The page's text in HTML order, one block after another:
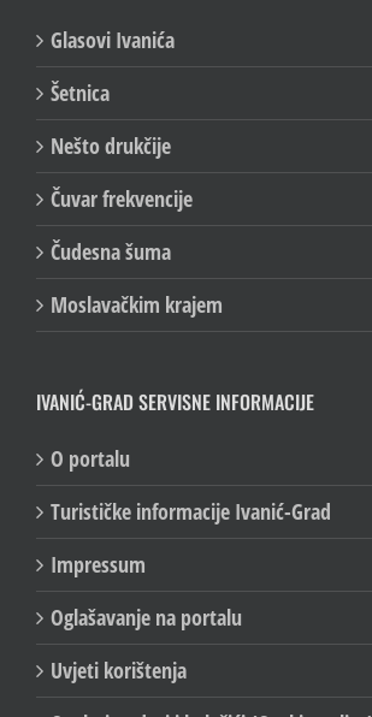
Glasovi Ivanića
Šetnica
Nešto drukčije
Čuvar frekvencije
Čudesna šuma
Moslavačkim krajem
IVANIĆ-GRAD SERVISNE INFORMACIJE
O portalu
Turističke informacije Ivanić-Grad
Impressum
Oglašavanje na portalu
Uvjeti korištenja